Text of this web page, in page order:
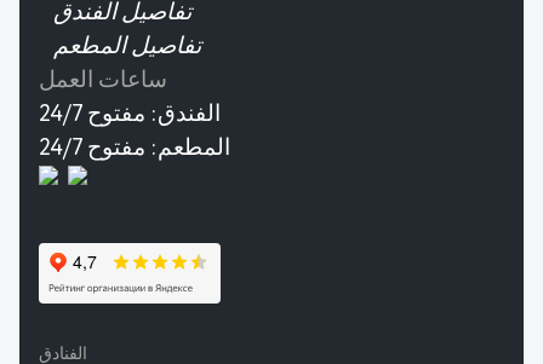
تفاصيل الفندق
تفاصيل المطعم
ساعات العمل
الفندق: مفتوح 24/7
المطعم: مفتوح 24/7
الفنادق